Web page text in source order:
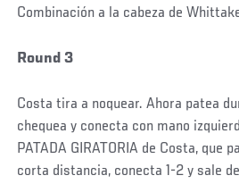
Combinación a la cabeza de
Round 3
Costa tira a noquear. Ahora patea
chequea y conecta con mano
PATADA GIRATORIA de Costa, que
corta distancia, conecta 1-2 y sale